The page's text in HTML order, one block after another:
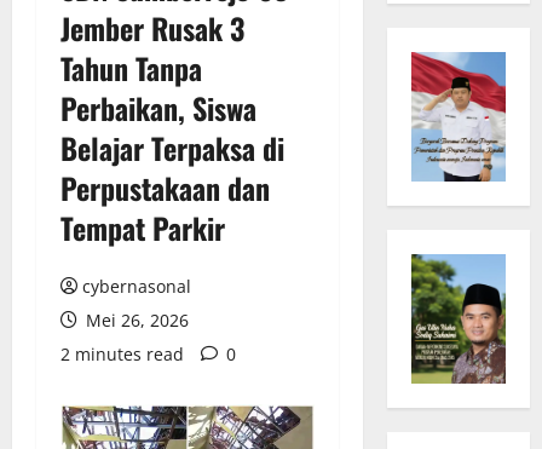
Jember Rusak 3
Tahun Tanpa
Perbaikan, Siswa
Belajar Terpaksa di
Perpustakaan dan
Tempat Parkir
cybernasonal
Mei 26, 2026
2 minutes read
0